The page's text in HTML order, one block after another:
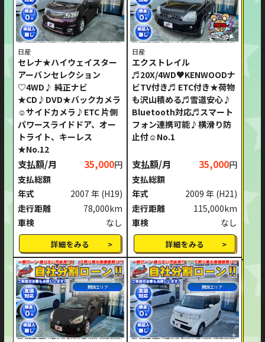
日産
セレナ★ハイウェイスター
アーバンセレクション
♡4WD♪ 純正ナビ
★CD♪DVD★バックカメラ
☺サイドカメラ♪ETC 片側
パワースライドドア、オー
トライト、キーレス
★No.12
支払額/月 35,000円
支払総額
年式
2007 年 (H19)
走行距離
78,000km
車検
なし
詳細をみる
日産
エクストレイル
♬20X/4WD♥KENWOODナ
ビTV付き♬ ETC付き★荷物
も沢山積める♬雪道安心♪
Bluetooth対応♬スマート
フォン連携可能♪横滑り防
止付☺No.1
支払額/月 35,000円
支払総額
年式
2009 年 (H21)
走行距離
115,000km
車検
なし
詳細をみる
関西エリア 関西エリア